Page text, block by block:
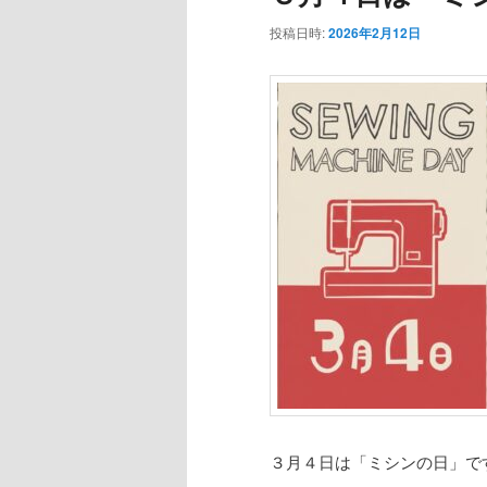
投稿日時:2026年2月12日
３月４日は「ミシンの日」で